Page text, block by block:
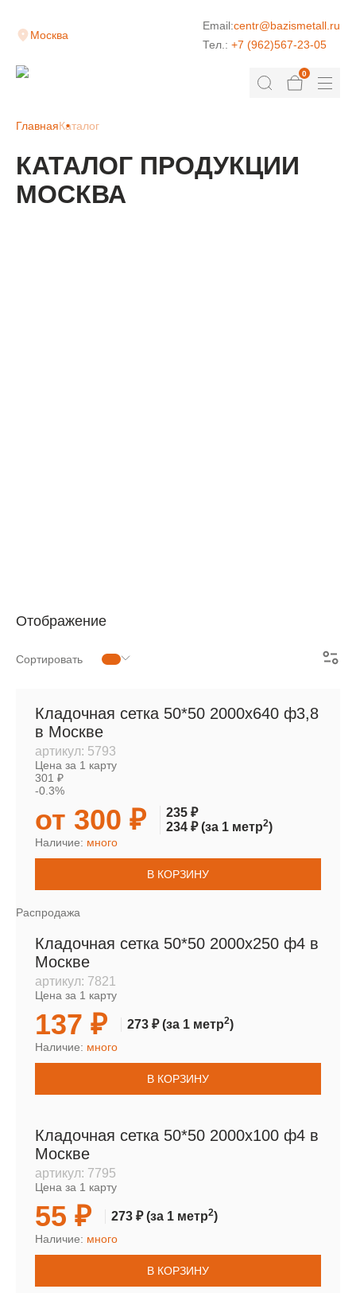
Москва
Email:centr@bazismetall.ru
Тел.: +7 (962)567-23-05
0
ГлавнаяКаталог
КАТАЛОГ ПРОДУКЦИИ
МОСКВА
Отображение
Сортировать
Кладочная сетка 50*50 2000х640 ф3,8
в Москве
артикул: 5793
Цена за 1 карту
301 ₽
-0.3%
от 300 ₽
235 ₽
234 ₽(за 1 метр2)
Наличие: много
В КОРЗИНУ
Распродажа
Кладочная сетка 50*50 2000х250 ф4 в
Москве
артикул: 7821
Цена за 1 карту
137 ₽ 273 ₽(за 1 метр2)
Наличие: много
В КОРЗИНУ
Кладочная сетка 50*50 2000х100 ф4 в
Москве
артикул: 7795
Цена за 1 карту
55 ₽ 273 ₽(за 1 метр2)
Наличие: много
В КОРЗИНУ